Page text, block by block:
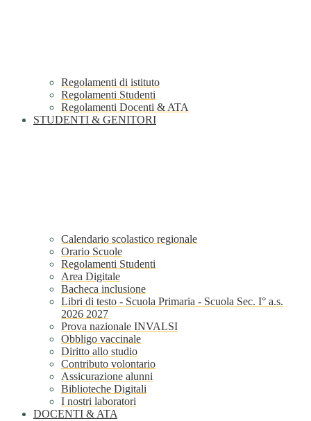
Regolamenti di istituto
Regolamenti Studenti
Regolamenti Docenti & ATA
STUDENTI & GENITORI
Calendario scolastico regionale
Orario Scuole
Regolamenti Studenti
Area Digitale
Bacheca inclusione
Libri di testo - Scuola Primaria - Scuola Sec. I° a.s.
2026 2027
Prova nazionale INVALSI
Obbligo vaccinale
Diritto allo studio
Contributo volontario
Assicurazione alunni
Biblioteche Digitali
I nostri laboratori
DOCENTI & ATA